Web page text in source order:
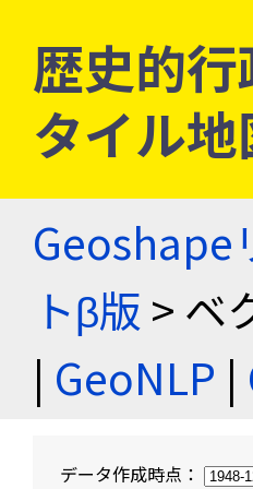
歴史的
タイル
Geoshape
トβ版 > ベ
| GeoNLP |
データ作成時点：